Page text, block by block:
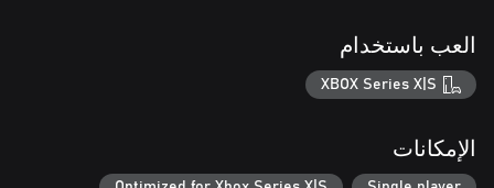
protect yourself from danger. Experiment to develop your
ultimate combat style against a wide variety of challenging
With all the stats, perks, equipment, and crafting, you can shape
العب باستخدام
XBOX Series X|S
الإمكانات